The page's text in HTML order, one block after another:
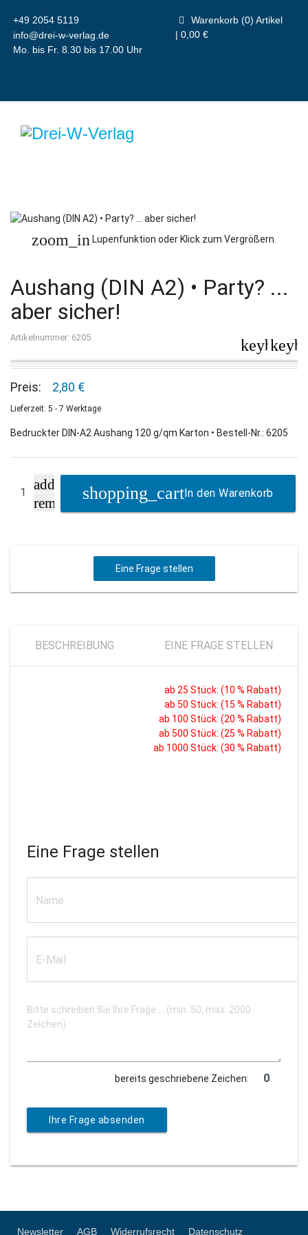
+49 2054 5119
info@drei-w-verlag.de
Mo. bis Fr. 8.30 bis 17.00 Uhr
Warenkorb (0) Artikel
| 0,00 €
zoom_in Lupenfunktion oder Klick zum Vergrößern.
Aushang (DIN A2) • Party? ...
aber sicher!
Artikelnummer: 6205
Preis: 2,80 €
Lieferzeit: 5 - 7 Werktage
Bedruckter DIN-A2 Aushang 120 g/qm Karton • Bestell-Nr.: 6205
add
remove
In den Warenkorb
Eine Frage stellen
BESCHREIBUNG EINE FRAGE STELLEN
ab 25 Stück: (10 % Rabatt)
ab 50 Stück: (15 % Rabatt)
ab 100 Stück: (20 % Rabatt)
ab 500 Stück: (25 % Rabatt)
ab 1000 Stück: (30 % Rabatt)
Eine Frage stellen
bereits geschriebene Zeichen:
Ihre Frage absenden
Newsletter AGB Widerrufsrecht Datenschutz